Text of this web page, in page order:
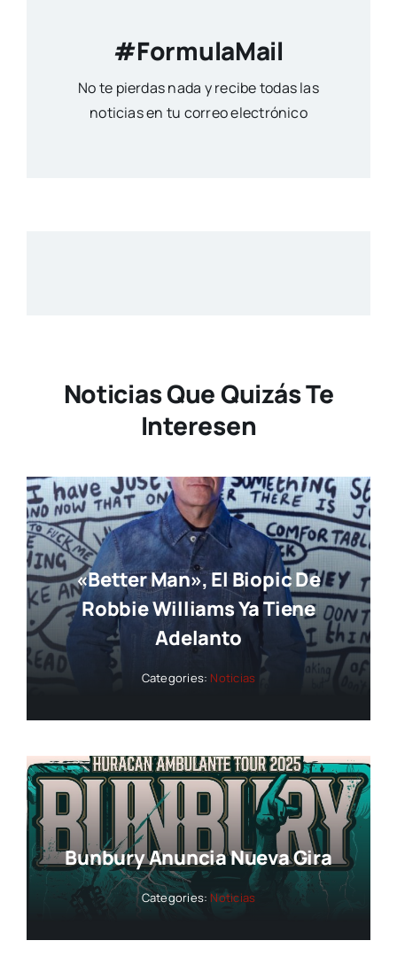
#FormulaMail
No te pierdas nada y recibe todas las
noticias en tu correo electrónico
Noticias Que Quizás Te
Interesen
«Better Man», El Biopic De
Robbie Williams Ya Tiene
Adelanto
Categories: Noticias
Bunbury Anuncia Nueva Gira
Categories: Noticias